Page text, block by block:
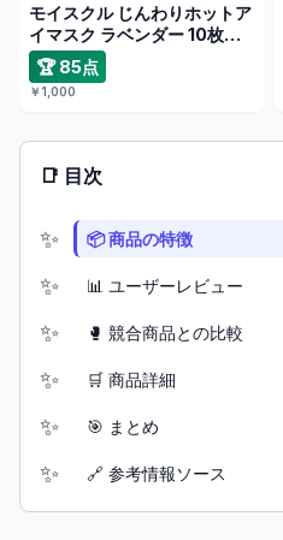
モイスクル じんわりホットア
イマスク ラベンダー 10枚入
り
🏆 85点
￥1,000
📑 目次
📦 商品の特徴
📊 ユーザーレビュー
🥊 競合商品との比較
🛒 商品詳細
🎯 まとめ
🔗 参考情報ソース